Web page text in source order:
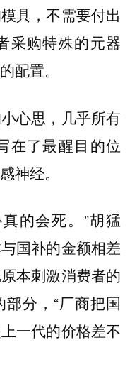
具，不需要付出
采购特殊的元器
配置。
心思，几乎所有
在了最醒目的位
神经。
的会死。”胡猛
国补的金额相差
本刺激消费者的
分，“厂商把国
一代的价格差不